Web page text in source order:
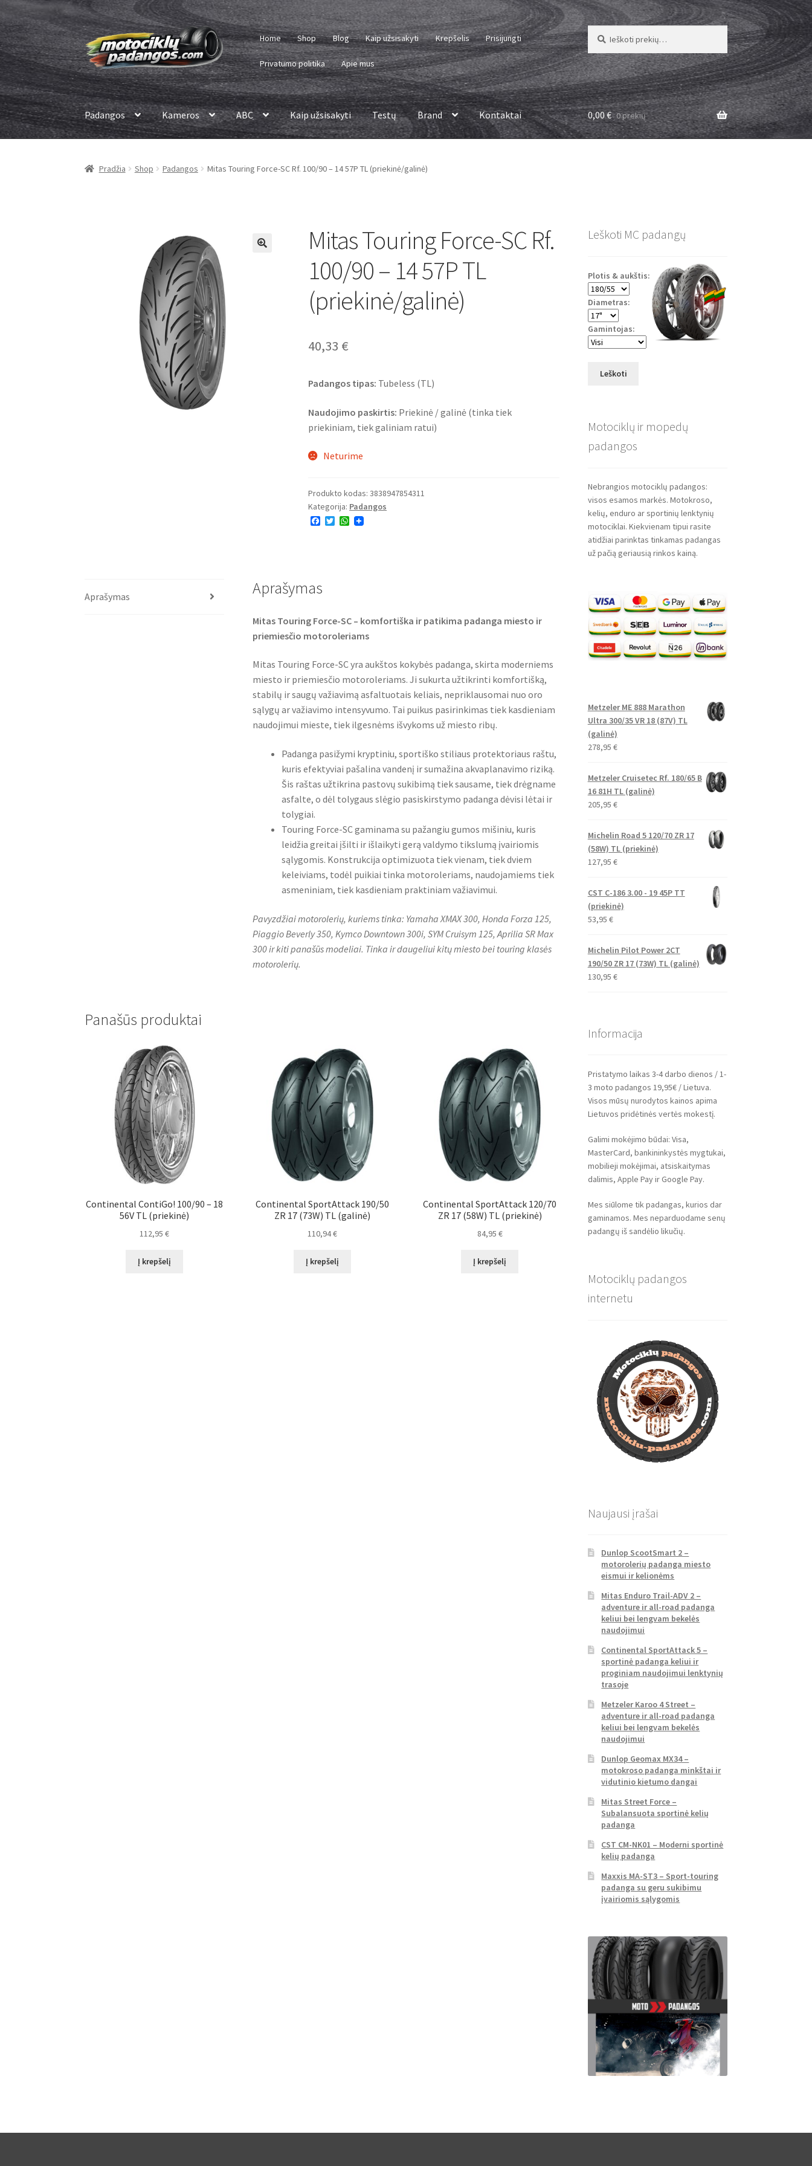
Pereiti
prie
meniu
Pereiti
prie
turinio
Home Shop Blog Kaip užsisakyti Krepšelis Prisijungti
Privatumo politika Apie mus
Ieškoti:
Ieškoti
Padangos Kameros ABC Kaip užsisakyti Testų Brand Kontaktai 0,00€ 0 prekių
Pradžia Shop Padangos Mitas Touring Force-SC Rf. 100/90 – 14 57P TL (priekinė/galinė)
Mitas Touring Force-SC Rf.
100/90 – 14 57P TL
(priekinė/galinė)
40,33 €
Padangos tipas: Tubeless (TL)
Naudojimo paskirtis: Priekinė / galinė (tinka tiek
priekiniam, tiek galiniam ratui)
Neturime
Produkto kodas:3838947854311
Kategorija: Padangos
F
k
T
W
Aprašymas Aprašymas
Mitas Touring Force-SC – komfortiška ir patikima padanga miesto ir
priemiesčio motoroleriams
Mitas Touring Force-SC yra aukštos kokybės padanga, skirta moderniems
miesto ir priemiesčio motoroleriams. Ji sukurta užtikrinti komfortišką,
stabilų ir saugų važiavimą asfaltuotais keliais, nepriklausomai nuo oro
sąlygų ar važiavimo intensyvumo. Tai puikus pasirinkimas tiek kasdieniam
naudojimui mieste, tiek ilgesnėms išvykoms už miesto ribų.
Padanga pasižymi kryptiniu, sportiško stiliaus protektoriaus raštu,
kuris efektyviai pašalina vandenį ir sumažina akvaplanavimo riziką.
Šis raštas užtikrina pastovų sukibimą tiek sausame, tiek drėgname
asfalte, o dėl tolygaus slėgio pasiskirstymo padanga dėvisi lėtai ir
tolygiai.
Touring Force-SC gaminama su pažangiu gumos mišiniu, kuris
leidžia greitai įšilti ir išlaikyti gerą valdymo tikslumą įvairiomis
sąlygomis. Konstrukcija optimizuota tiek vienam, tiek dviem
keleiviams, todėl puikiai tinka motoroleriams, naudojamiems tiek
asmeniniam, tiek kasdieniam praktiniam važiavimui.
Pavyzdžiai motorolerių, kuriems tinka: Yamaha XMAX 300, Honda Forza 125,
Piaggio Beverly 350, Kymco Downtown 300i, SYM Cruisym 125, Aprilia SR Max
300 ir kiti panašūs modeliai. Tinka ir daugeliui kitų miesto bei touring klasės
motorolerių.
Panašūs produktai
Continental ContiGo! 100/90 – 18
56V TL (priekinė)
112,95€
Į krepšelį
Continental SportAttack 190/50
ZR 17 (73W) TL (galinė)
110,94€
Į krepšelį
Continental SportAttack 120/70
ZR 17 (58W) TL (priekinė)
84,95 €
Į krepšelį
Leškoti MC padangų
Plotis & aukštis:
Diametras:
Gamintojas:
Leškoti
Motociklų ir mopedų
padangos
Nebrangios motociklų padangos:
visos esamos markės. Motokroso,
kelių, enduro ar sportinių lenktynių
motociklai. Kiekvienam tipui rasite
atidžiai parinktas tinkamas padangas
už pačią geriausią rinkos kainą.
Metzeler ME 888 Marathon
Ultra 300/35 VR 18 (87V) TL
(galinė)
278,95 €
Metzeler Cruisetec Rf. 180/65 B
16 81H TL (galinė)
205,95 €
Michelin Road 5 120/70 ZR 17
(58W) TL (priekinė)
127,95 €
CST C-186 3.00 - 19 45P TT
(priekinė)
53,95 €
Michelin Pilot Power 2CT
190/50 ZR 17 (73W) TL (galinė)
130,95 €
Informacija
Pristatymo laikas 3-4 darbo dienos / 1-
3 moto padangos 19,95€ / Lietuva.
Visos mūsų nurodytos kainos apima
Lietuvos pridėtinės vertės mokestį.
Galimi mokėjimo būdai: Visa,
MasterCard, bankininkystės mygtukai,
mobilieji mokėjimai, atsiskaitymas
dalimis, Apple Pay ir Google Pay.
Mes siūlome tik padangas, kurios dar
gaminamos. Mes neparduodame senų
padangų iš sandėlio likučių.
Motociklų padangos
internetu
Naujausi įrašai
Dunlop ScootSmart 2 –
motorolerių padanga miesto
eismui ir kelionėms
Mitas Enduro Trail-ADV 2 –
adventure ir all-road padanga
keliui bei lengvam bekelės
naudojimui
Continental SportAttack 5 –
sportinė padanga keliui ir
proginiam naudojimui lenktynių
trasoje
Metzeler Karoo 4 Street –
adventure ir all-road padanga
keliui bei lengvam bekelės
naudojimui
Dunlop Geomax MX34 –
motokroso padanga minkštai ir
vidutinio kietumo dangai
Mitas Street Force –
Subalansuota sportinė kelių
padanga
CST CM-NK01 – Moderni sportinė
kelių padanga
Maxxis MA-ST3 – Sport-touring
padanga su geru sukibimu
įvairiomis sąlygomis